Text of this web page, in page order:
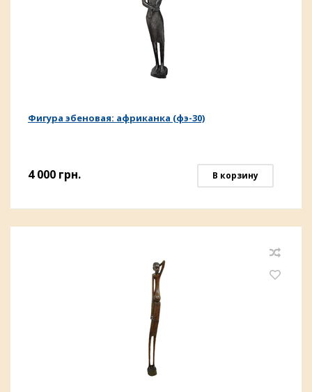
Фигура эбеновая: африканка (фэ-30)
4 000 грн. В корзину